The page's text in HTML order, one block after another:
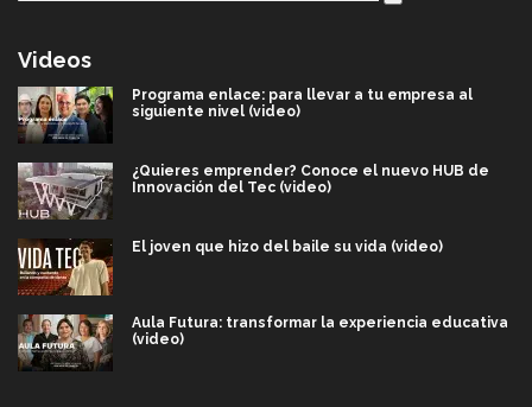
Videos
Programa enlace: para llevar a tu empresa al
siguiente nivel (video)
¿Quieres emprender? Conoce el nuevo HUB de
Innovación del Tec (video)
El joven que hizo del baile su vida (video)
Aula Futura: transformar la experiencia educativa
(video)